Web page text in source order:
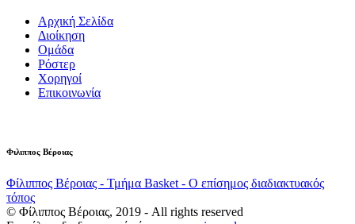
Αρχική Σελίδα
Διοίκηση
Ομάδα
Ρόστερ
Χορηγοί
Επικοινωνία
Φιλιππος Βέροιας
Φίλιππος Βέροιας - Τμήμα Basket - Ο επίσημος διαδιακτυακός
τόπος
© Φίλιππος Βέροιας, 2019 - All rights reserved